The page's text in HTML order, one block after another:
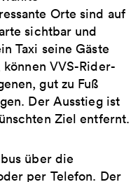
Orte sind auf
sichtbar und
Taxi seine Gäste
VVS-Rider-
gut zu Fuß
Der Ausstieg ist
Ziel entfernt.
über die
per Telefon. Der